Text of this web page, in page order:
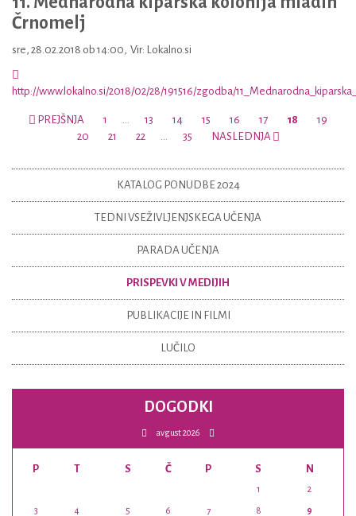
Črnomelj
sre, 28.02.2018 ob 14:00, Vir: Lokalno.si
http://www.lokalno.si/2018/02/28/191516/zgodba/
PREJŠNJA 1 … 13 14 15 16 17 18
19
20
21 22 … 35 NASLEDNJA
KATALOG PONUDBE 2024
TEDNI VSEŽIVLJENJSKEGA UČENJA
PARADA UČENJA
PRISPEVKI V MEDIJIH
PUBLIKACIJE IN FILMI
LUČILO
DOGODKI
avgust 2026
P T S Č P S N
1 2
3 4 5 6 7 8 9